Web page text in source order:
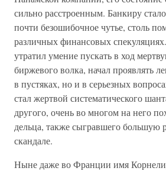
сильно расстроенным. Банкиру
почти безошибочное чутье, столь
различных финансовых
утратил умение пускать в ход
биржевого волка, начал проявлять
в пустяках, но и в серьезных
стал жертвой систематического
другого, очень во многом на него
дельца, также сыгравшего большую
скандале.
Ныне даже во Франции имя